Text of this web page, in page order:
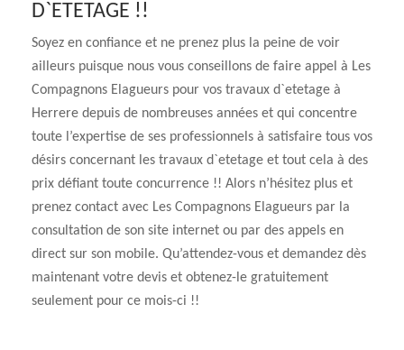
D`ETETAGE !!
Soyez en confiance et ne prenez plus la peine de voir
ailleurs puisque nous vous conseillons de faire appel à Les
Compagnons Elagueurs pour vos travaux d`etetage à
Herrere depuis de nombreuses années et qui concentre
toute l’expertise de ses professionnels à satisfaire tous vos
désirs concernant les travaux d`etetage et tout cela à des
prix défiant toute concurrence !! Alors n’hésitez plus et
prenez contact avec Les Compagnons Elagueurs par la
consultation de son site internet ou par des appels en
direct sur son mobile. Qu’attendez-vous et demandez dès
maintenant votre devis et obtenez-le gratuitement
seulement pour ce mois-ci !!